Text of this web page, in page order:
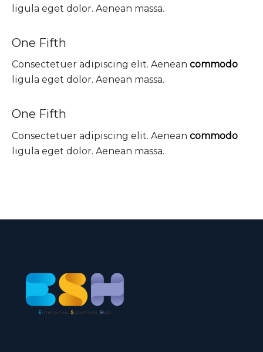
ligula eget dolor. Aenean massa.
One Fifth
Consectetuer adipiscing elit. Aenean commodo
ligula eget dolor. Aenean massa.
One Fifth
Consectetuer adipiscing elit. Aenean commodo
ligula eget dolor. Aenean massa.